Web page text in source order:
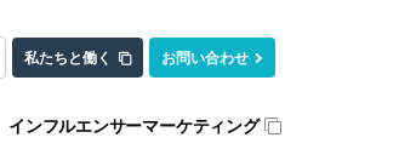
私たちと働く お問い合わせ
インフルエンサーマーケティング